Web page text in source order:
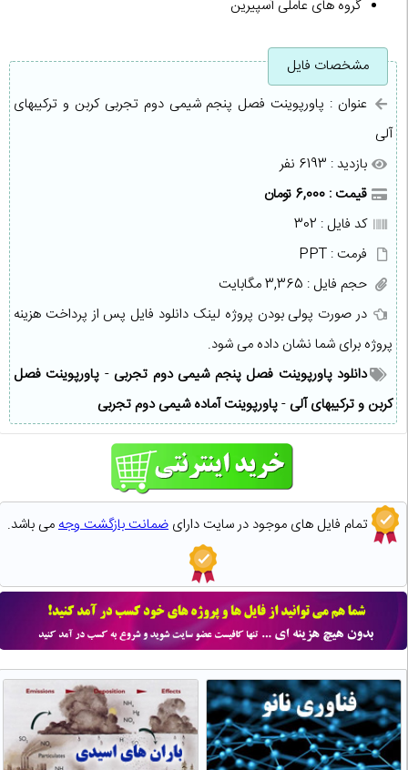
گروه های عاملی آسپیرین
مشخصات فایل
عنوان : پاورپوینت فصل پنجم شیمی دوم تجربی کربن و ترکیبهای
آلی
بازدید : 6193 نفر
قیمت : 6,000 تومان
کد فایل : 302
فرمت : PPT
حجم فایل : 3,365 مگابایت
در صورت پولی بودن پروژه لینک دانلود فایل پس از پرداخت هزینه
پروژه برای شما نشان داده می شود.
دانلود پاورپوینت فصل پنجم شیمی دوم تجربی- پاورپوینت فصل
کربن و ترکیبهای آلی-پاورپوینت آماده شیمی دوم تجربی
تمام فایل های موجود در سایت دارای ضمانت بازگشت وجهمی باشد.